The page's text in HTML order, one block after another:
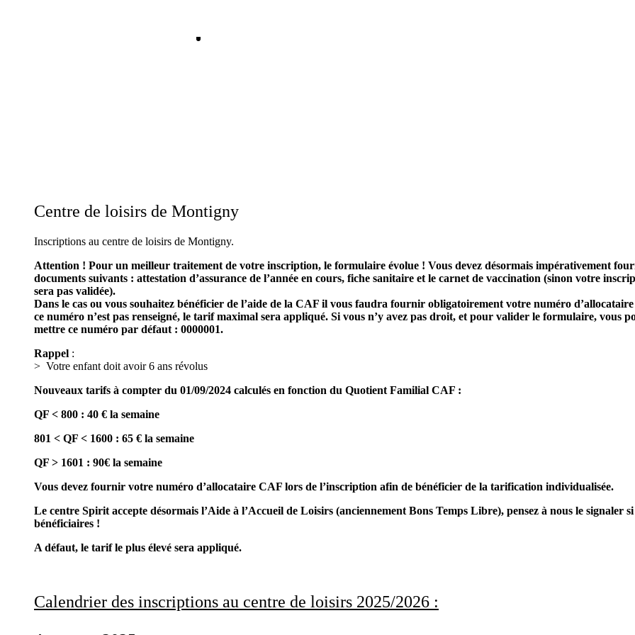
Centre de loisirs de Montigny
Inscriptions au centre de loisirs de Montigny.
Attention ! Pour un meilleur traitement de votre inscription, le formulaire évolue ! Vous devez désormais impérativement
documents suivants : attestation d’assurance de l’année en cours, fiche sanitaire et le carnet de vaccination (sinon votre
sera pas validée).
Dans le cas ou vous souhaitez bénéficier de l’aide de la CAF il vous faudra fournir obligatoirement votre numéro
ce numéro n’est pas renseigné, le tarif maximal sera appliqué. Si vous n’y avez pas droit, et pour valider le formulaire, vous
mettre ce numéro par défaut : 0000001.
Rappel :
> Votre enfant doit avoir 6 ans révolus
Nouveaux tarifs à compter du 01/09/2024 calculés en fonction du Quotient Familial CAF :
QF < 800 : 40 € la semaine
801 < QF < 1600 : 65 € la semaine
QF > 1601 : 90€ la semaine
Vous devez fournir votre numéro d’allocataire CAF lors de l’inscription afin de bénéficier de la tarification individualisée.
Le centre Spirit accepte désormais l’Aide à l’Accueil de Loisirs (anciennement Bons Temps Libre), pensez à nous le signaler si
bénéficiaires !
A défaut, le tarif le plus élevé sera appliqué.
Calendrier des inscriptions au centre de loisirs 2025/2026 :